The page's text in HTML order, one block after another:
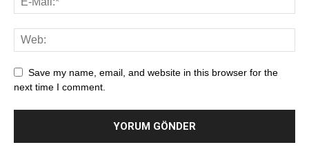
Save my name, email, and website in this browser for the
next time I comment.